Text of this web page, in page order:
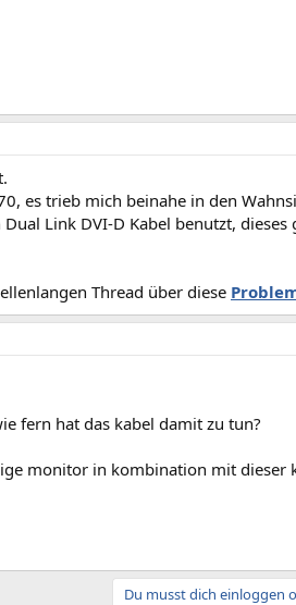
es trieb mich beinahe in den
Link DVI-D Kabel benutzt, dieses
Thread über diese
fern hat das kabel damit zu tun?
monitor in kombination mit dieser
Du musst dich einloggen